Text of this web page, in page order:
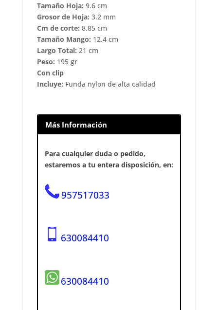
Tamaño Hoja: 9.6 cm
Grosor de Hoja: 3.2 mm
Cm de corte: 8.85 cm
Tamaño Mango: 12.4 cm
Largo Total: 21 cm
Peso: 195 gr
Con clip
Incluye: Funda nylon de alta calidad
Más Información
Para cualquier duda o pedido,
estaremos a tu entera disposición, en:
957517033
630084410
630084410